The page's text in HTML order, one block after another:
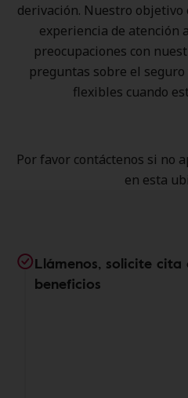
derivación. Nuestro
experiencia de atención
preocupaciones con
preguntas sobre el seguro
flexibles cuando
Por favor contáctenos si no
en esta
Llámenos, solicite cita
beneficios